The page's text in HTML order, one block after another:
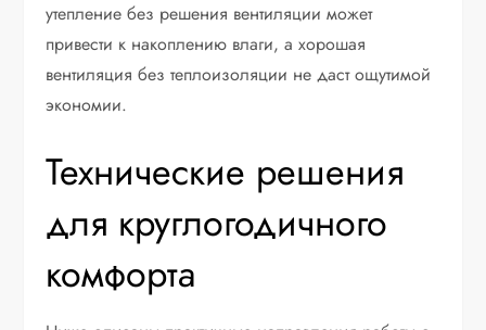
утепление без решения вентиляции может
привести к накоплению влаги, а хорошая
вентиляция без теплоизоляции не даст ощутимой
экономии.
Технические решения
для круглогодичного
комфорта